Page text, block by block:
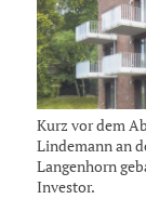
Kurz vor dem
Lindemann an
Langenhorn
Investor.